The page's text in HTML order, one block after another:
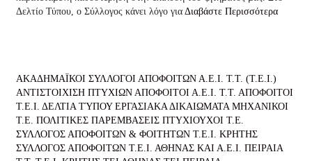
Δελτίο Τύπου, ο Σύλλογος κάνει λόγο για Διαβάστε Περισσότερα
ΑΚΑΔΗΜΑΪΚΟΙ ΣΥΛΛΟΓΟΙ ΑΠΟΦΟΙΤΩΝ Α.Ε.Ι. Τ.Τ. (Τ.Ε.Ι.)
ΑΝΤΙΣΤΟΙΧΙΣΗ ΠΤΥΧΙΩΝ ΑΠΟΦΟΙΤΟΙ Α.Ε.Ι. Τ.Τ. ΑΠΟΦΟΙΤΟΙ
Τ.Ε.Ι. ΔΕΛΤΙΑ ΤΎΠΟΥ ΕΡΓΑΣΙΑΚΑ ΔΙΚΑΙΩΜΑΤΑ ΜΗΧΑΝΙΚΟΙ
Τ.Ε.
ΠΟΛΙΤΙΚΕΣ ΠΑΡΕΜΒΑΣΕΙΣ ΠΤΥΧΙΟΥΧΟΙ Τ.Ε.
ΣΥΛΛΟΓΟΣ ΑΠΟΦΟΙΤΩΝ & ΦΟΙΤΗΤΩΝ Τ.Ε.Ι. ΚΡΗΤΗΣ
ΣΥΛΛΟΓΟΣ ΑΠΟΦΟΙΤΩΝ Τ.Ε.Ι. ΑΘΗΝΑΣ ΚΑΙ Α.Ε.Ι. ΠΕΙΡΑΙΑ